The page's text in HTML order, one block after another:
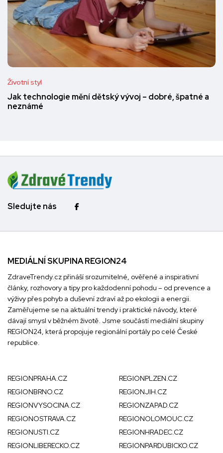
Životní styl
Jak technologie mění dětský vývoj – dobré, špatné a
neznámé
Sledujte nás
MEDIÁLNÍ SKUPINA REGION24
ZdraveTrendy.cz přináší srozumitelné, ověřené a inspirativní
články, rozhovory a tipy pro každodenní pohodu – od prevence a
výživy přes pohyb a duševní zdraví až po ekologii a energii.
Zaměřujeme se na aktuální trendy i praktické návody, které
dávají smysl v běžném životě. Jsme součástí mediální skupiny
REGION24, která propojuje regionální portály po celé České
republice.
REGIONPRAHA.CZ
REGIONPLZEN.CZ
REGIONBRNO.CZ
REGIONJIH.CZ
REGIONVYSOCINA.CZ
REGIONZAPAD.CZ
REGIONOSTRAVA.CZ
REGIONOLOMOUC.CZ
REGIONUSTI.CZ
REGIONHRADEC.CZ
REGIONLIBERECKO.CZ
REGIONPARDUBICKO.CZ